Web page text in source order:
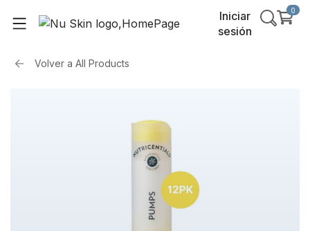
Iniciar
sesión
0
Volver a All Products